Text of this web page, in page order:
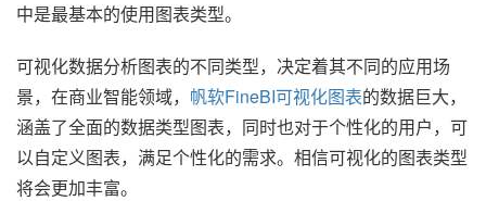
中是最基本的使用图表类型。
可视化数据分析图表的不同类型，决定着其不同的应用场
景，在商业智能领域， 帆软FineBI可视化图表的数据巨大，
涵盖了全面的数据类型图表，同时也对于个性化的用户，可
以自定义图表，满足个性化的需求。相信可视化的图表类型
将会更加丰富。